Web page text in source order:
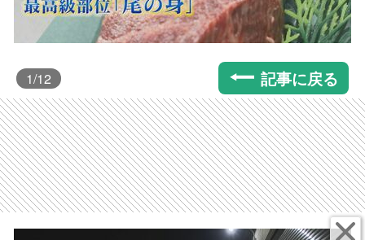
1/12 記事に戻る